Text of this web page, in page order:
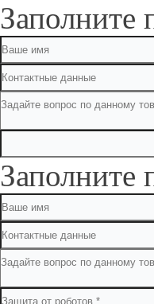
Заполните
Заполните